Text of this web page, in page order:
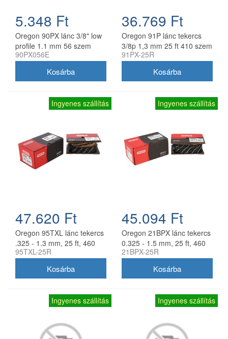
5.348 Ft
Oregon 90PX lánc 3/8" low
profile 1.1 mm 56 szem
90PX056E
36.769 Ft
Oregon 91P lánc tekercs
3/8p 1,3 mm 25 ft 410 szem
91PX-25R
Ingyenes szállítás
47.620 Ft
Oregon 95TXL lánc tekercs
.325 - 1.3 mm, 25 ft, 460
szem
95TXL-25R
Ingyenes szállítás
45.094 Ft
Oregon 21BPX lánc tekercs
0.325 - 1.5 mm, 25 ft, 460
szem
21BPX-25R
Ingyenes szállítás Ingyenes szállítás